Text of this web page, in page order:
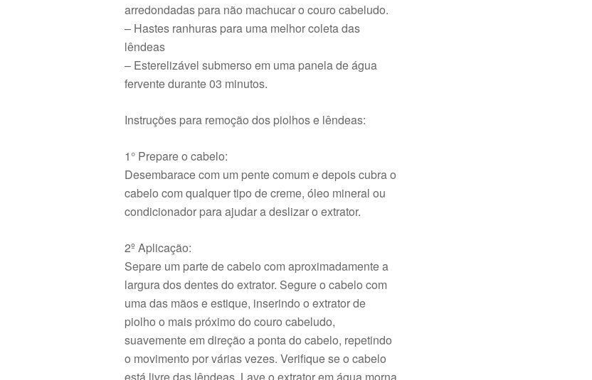
arredondadas para não machucar o couro cabeludo.
– Hastes ranhuras para uma melhor coleta das
lêndeas
– Esterelizável submerso em uma panela de água
fervente durante 03 minutos.
Instruções para remoção dos piolhos e lêndeas:
1° Prepare o cabelo:
Desembarace com um pente comum e depois cubra o
cabelo com qualquer tipo de creme, óleo mineral ou
condicionador para ajudar a deslizar o extrator.
2º Aplicação:
Separe um parte de cabelo com aproximadamente a
largura dos dentes do extrator. Segure o cabelo com
uma das mãos e estique, inserindo o extrator de
piolho o mais próximo do couro cabeludo,
suavemente em direção a ponta do cabelo, repetindo
o movimento por várias vezes. Verifique se o cabelo
está livre das lêndeas. Lave o extrator em água morna